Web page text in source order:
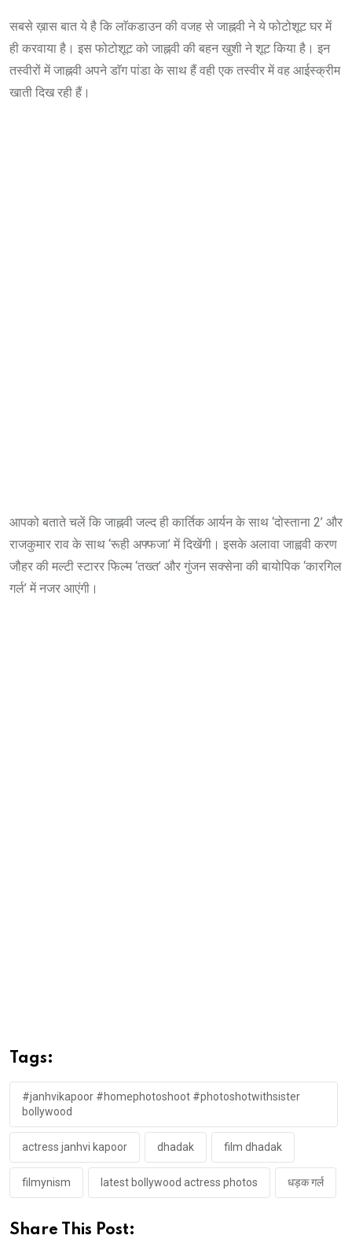
सबसे ख़ास बात ये है कि लाॅकडाउन की वजह से जाह्नवी ने ये फोटोशूट घर में
ही करवाया है। इस फोटोशूट को जाह्नवी की बहन खुशी ने शूट किया है। इन
तस्वीरों में जाह्नवी अपने डाॅग पांडा के साथ हैं वही एक तस्वीर में वह आईस्क्रीम
खाती दिख रही हैं।
आपको बताते चलें कि जाह्नवी जल्द ही कार्तिक आर्यन के साथ ‘दोस्ताना 2’ और
राजकुमार राव के साथ ‘रूही अफ्फजा’ में दिखेंगी। इसके अलावा जाह्ववी करण
जौहर की मल्टी स्टारर फिल्म ‘तख्त’ और गुंजन सक्सेना की बायोपिक ‘कारगिल
गर्ल’ में नजर आएंगी।
Tags:
#janhvikapoor #homephotoshoot #photoshotwithsister
bollywood
actress janhvi kapoor dhadak film dhadak
filmynism latest bollywood actress photos धड़क गर्ल
Share This Post: